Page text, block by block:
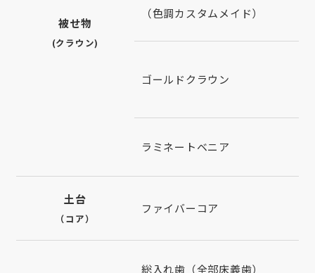
被せ物
(クラウン)
（色調カスタムメイド）
ゴールドクラウン
ラミネートベニア
土台
（コア）
ファイバーコア
総入れ歯（全部床義歯）